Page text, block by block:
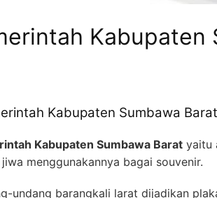
Kabupaten
Kabupaten Sumbawa
Kabupaten Sumbawa Barat yaitu
menggunakannya bagai souvenir.
undang barangkali larat dijadikan